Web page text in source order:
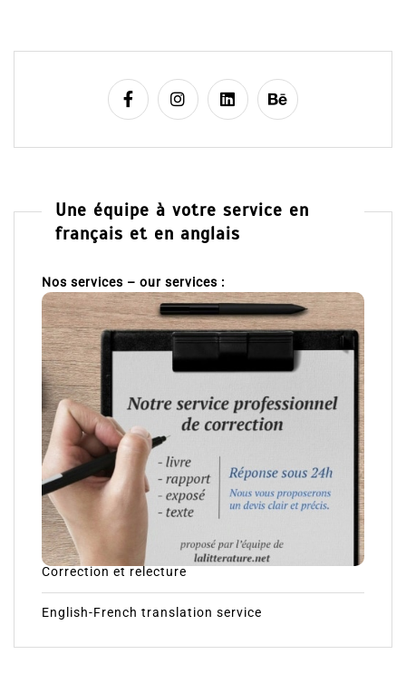
Une équipe à votre service en
français et en anglais
Nos services – our services :
Correction et relecture
English-French translation service